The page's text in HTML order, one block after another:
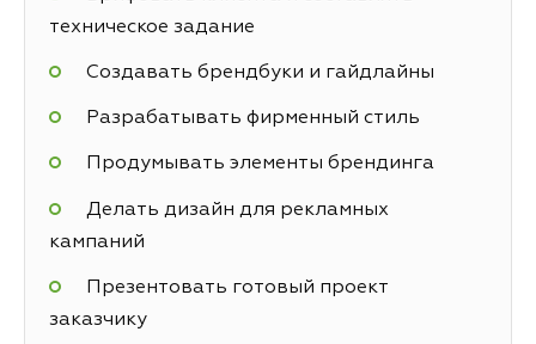
техническое задание
Создавать брендбуки и гайдлайны
Разрабатывать фирменный стиль
Продумывать элементы брендинга
Делать дизайн для рекламных
кампаний
Презентовать готовый проект
заказчику